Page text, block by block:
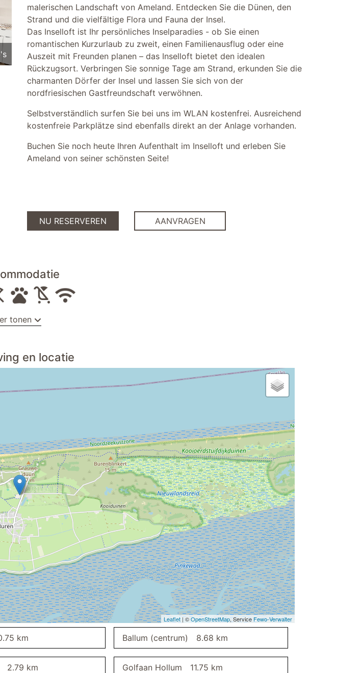
malerischen Landschaft von Ameland. Entdecken Sie die Dünen, den
Strand und die vielfältige Flora und Fauna der Insel.
Das Inselloft ist Ihr persönliches Inselparadies - ob Sie einen
romantischen Kurzurlaub zu zweit, einen Familienausflug oder eine
Auszeit mit Freunden planen – das Inselloft bietet den idealen
Rückzugsort. Verbringen Sie sonnige Tage am Strand, erkunden Sie die
charmanten Dörfer der Insel und lassen Sie sich von der
nordfriesischen Gastfreundschaft verwöhnen.
Selbstverständlich surfen Sie bei uns im WLAN kostenfrei. Ausreichend
kostenfreie Parkplätze sind ebenfalls direkt an der Anlage vorhanden.
Buchen Sie noch heute Ihren Aufenthalt im Inselloft und erleben Sie
Ameland von seiner schönsten Seite!
NU RESERVEREN AANVRAGEN
tonen
service tegen betaling
dichtjij het strand
vissen
wasmachine
gezinsvriendelijk
gratis parkeerplaats
fietsenstalling
Handdoekradiator
en locatie
Leaflet | ©OpenStreetMap, ServiceFewo-Verwalter
km Ballum (centrum) 8.68 km
2.79 km Golfaan Hollum 11.75 km